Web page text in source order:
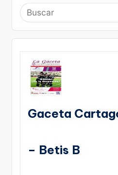
Gaceta
– Betis B